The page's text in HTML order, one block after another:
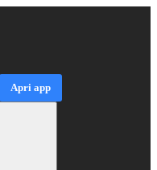
Apri app